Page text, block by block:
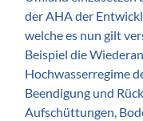
der AHA der
welche es nun gilt
Beispiel die
Hochwasserregime
Beendigung und
Aufschüttungen,